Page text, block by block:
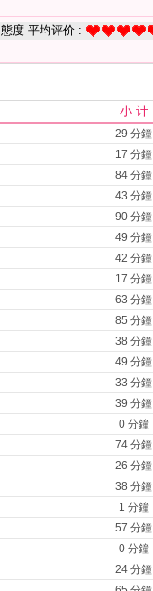
態度 平均评价 :
小 计
29 分鐘
17 分鐘
84 分鐘
43 分鐘
90 分鐘
49 分鐘
42 分鐘
17 分鐘
63 分鐘
85 分鐘
38 分鐘
49 分鐘
33 分鐘
39 分鐘
0 分鐘
74 分鐘
26 分鐘
38 分鐘
1 分鐘
57 分鐘
0 分鐘
24 分鐘